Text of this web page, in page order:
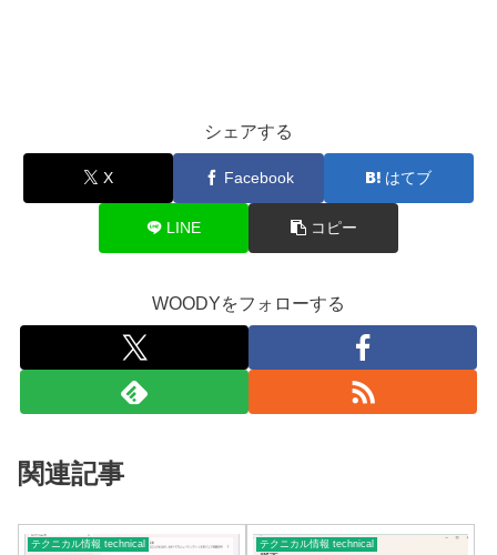
シェアする
X Facebook はてブ
LINE コピー
WOODYをフォローする
関連記事
テクニカル情報 technical テクニカル情報 technical